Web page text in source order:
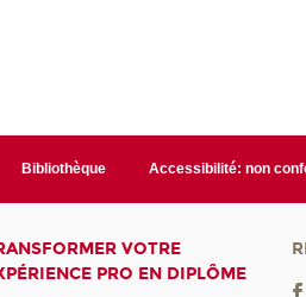
Bibliothèque Accessibilité: non
VOTRE
PRO EN DIPLÔME